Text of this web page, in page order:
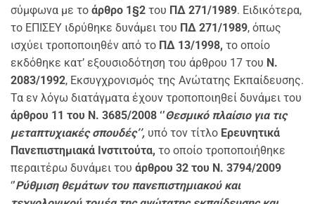
σύμφωνα με το άρθρο 1§2 του ΠΔ 271/1989. Ειδικότερα,
το ΕΠΙΣΕΥ ιδρύθηκε δυνάμει του ΠΔ 271/1989, όπως
ισχύει τροποποιηθέν από το ΠΔ 13/1998, το οποίο
εκδόθηκε κατ’ εξουσιοδότηση του άρθρου 17 του Ν.
2083/1992, Εκσυγχρονισμός της Ανώτατης Εκπαίδευσης.
Τα εν λόγω διατάγματα έχουν τροποποιηθεί δυνάμει του
άρθρου 11 του Ν. 3685/2008 ‘’Θεσμικό πλαίσιο για τις
μεταπτυχιακές σπουδές’’, υπό τον τίτλο Ερευνητικά
Πανεπιστημιακά Ινστιτούτα, το οποίο τροποποιήθηκε
περαιτέρω δυνάμει του άρθρου 32 του N. 3794/2009
‘’Ρύθμιση θεμάτων του πανεπιστημιακού και